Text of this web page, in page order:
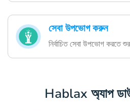
সেবা উপভোগ করুন
নির্বাচিত সেবা উপভোগ করতে
Hablax অ্যাপ